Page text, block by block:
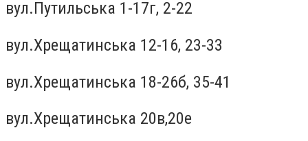
вул.Путильська 1-17г, 2-22
вул.Хрещатинська 12-16, 23-33
вул.Хрещатинська 18-26б, 35-41
вул.Хрещатинська 20в,20е